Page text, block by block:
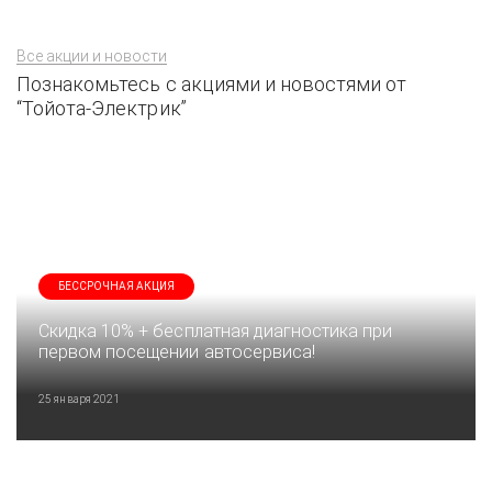
Все акции и новости
Познакомьтесь с акциями и новостями от
“Тойота-Электрик”
БЕССРОЧНАЯ АКЦИЯ
Скидка 10% + бесплатная диагностика при
первом посещении автосервиса!
25 января 2021